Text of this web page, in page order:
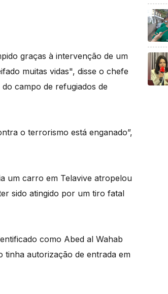
graças à intervenção de um
muitas vidas", disse o chefe
campo de refugiados de
o terrorismo está enganado”,
um carro em Telavive atropelou
sido atingido por um tiro fatal
como Abed al Wahab
tinha autorização de entrada em